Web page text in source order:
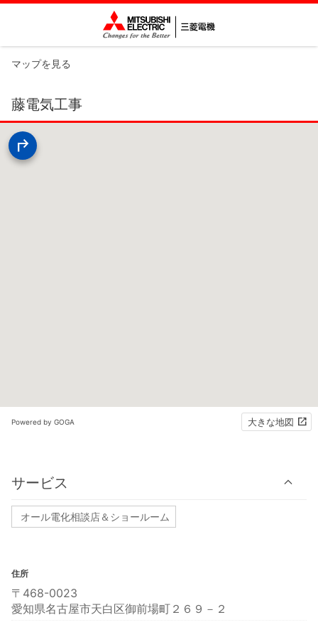
マップを見る
藤電気工事
Powered by GOGA 大きな地図
サービス
オール電化相談店＆ショールーム
住所
〒468-0023
愛知県名古屋市天白区御前場町２６９－２